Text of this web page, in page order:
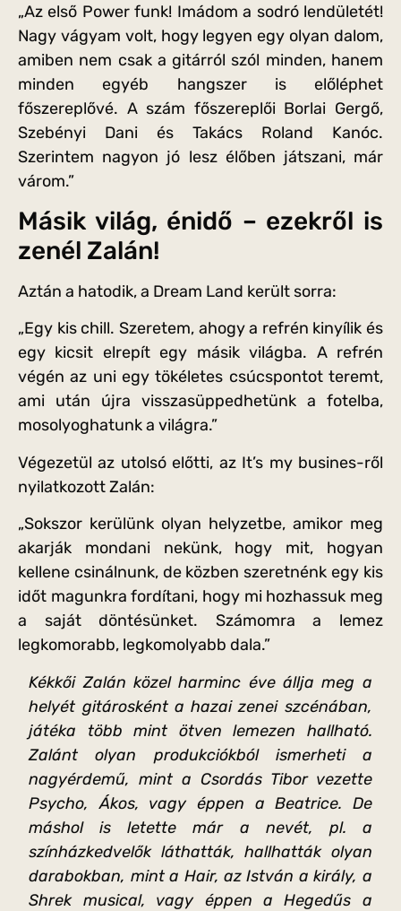
„Az első Power funk! Imádom a sodró lendületét!
Nagy vágyam volt, hogy legyen egy olyan dalom,
amiben nem csak a gitárról szól minden, hanem
minden egyéb hangszer is előléphet
főszereplővé. A szám főszereplői Borlai Gergő,
Szebényi Dani és Takács Roland Kanóc.
Szerintem nagyon jó lesz élőben játszani, már
várom.”
Másik világ, énidő – ezekről is
zenél Zalán!
Aztán a hatodik, a Dream Land került sorra:
„Egy kis chill. Szeretem, ahogy a refrén kinyílik és
egy kicsit elrepít egy másik világba. A refrén
végén az uni egy tökéletes csúcspontot teremt,
ami után újra visszasüppedhetünk a fotelba,
mosolyoghatunk a világra.”
Végezetül az utolsó előtti, az It’s my busines-ről
nyilatkozott Zalán:
„Sokszor kerülünk olyan helyzetbe, amikor meg
akarják mondani nekünk, hogy mit, hogyan
kellene csinálnunk, de közben szeretnénk egy kis
időt magunkra fordítani, hogy mi hozhassuk meg
a saját döntésünket. Számomra a lemez
legkomorabb, legkomolyabb dala.”
Kékkői Zalán közel harminc éve állja meg a
helyét gitárosként a hazai zenei szcénában,
játéka több mint ötven lemezen hallható.
Zalánt olyan produkciókból ismerheti a
nagyérdemű, mint a Csordás Tibor vezette
Psycho, Ákos, vagy éppen a Beatrice. De
máshol is letette már a nevét, pl. a
színházkedvelők láthatták, hallhatták olyan
darabokban, mint a Hair, az István a király, a
Shrek musical, vagy éppen a Hegedűs a